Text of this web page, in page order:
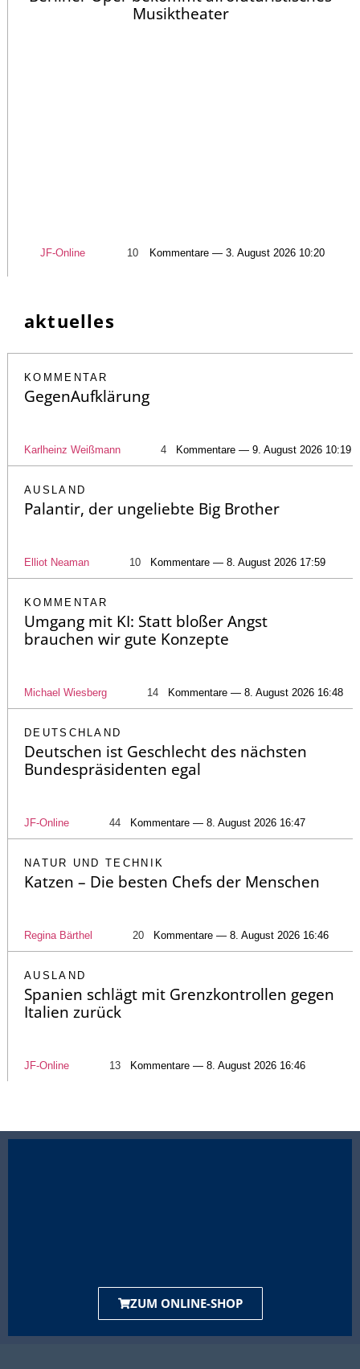
Musiktheater
JF-Online 10 Kommentare — 3. August 2026 10:20
aktuelles
KOMMENTAR
GegenAufklärung
Karlheinz Weißmann 4 Kommentare — 9. August 2026 10:19
AUSLAND
Palantir, der ungeliebte Big Brother
Elliot Neaman 10 Kommentare — 8. August 2026 17:59
KOMMENTAR
Umgang mit KI: Statt bloßer Angst
brauchen wir gute Konzepte
Michael Wiesberg 14 Kommentare — 8. August 2026 16:48
DEUTSCHLAND
Deutschen ist Geschlecht des nächsten
Bundespräsidenten egal
JF-Online 44 Kommentare — 8. August 2026 16:47
NATUR UND TECHNIK
Katzen – Die besten Chefs der Menschen
Regina Bärthel 20 Kommentare — 8. August 2026 16:46
AUSLAND
Spanien schlägt mit Grenzkontrollen gegen
Italien zurück
JF-Online 13 Kommentare — 8. August 2026 16:46
ZUM ONLINE-SHOP